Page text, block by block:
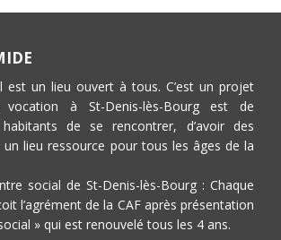
est un lieu ouvert à tous. C’est un projet
vocation à St-Denis-lès-Bourg est de
de se rencontrer, d’avoir des
un lieu ressource pour tous les âges de la
social de St-Denis-lès-Bourg : Chaque
l’agrément de la CAF après présentation
» qui est renouvelé tous les 4 ans.